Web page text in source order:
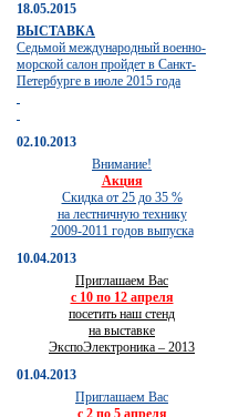
18.05.2015
ВЫСТАВКА
Седьмой международный военно-
морской салон пройдет в Санкт-
Петербурге в июле 2015 года
02.10.2013
Внимание!
Акция
Скидка от 25 до 35 %
на лестничную технику
2009-2011 годов выпуска
10.04.2013
Приглашаем Вас
с 10 по 12 апреля
посетить наш стенд
на выставке
ЭкспоЭлектроника – 2013
01.04.2013
Приглашаем Вас
с 2 по 5 апреля